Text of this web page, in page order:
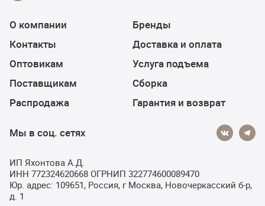
О компании
Контакты
Оптовикам
Поставщикам
Распродажа
Бренды
Доставка и оплата
Услуга подъема
Сборка
Гарантия и возврат
Мы в соц. сетях
ИП Яхонтова А.Д.
ИНН 772324620668 ОГРНИП 322774600089470
Юр. адрес: 109651, Россия, г Москва, Новочеркасский б-р,
д. 1